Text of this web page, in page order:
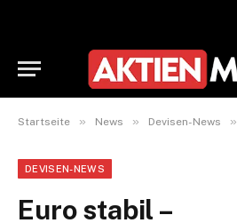
Startseite » News » Devisen-News »
DEVISEN-NEWS
Euro stabil –